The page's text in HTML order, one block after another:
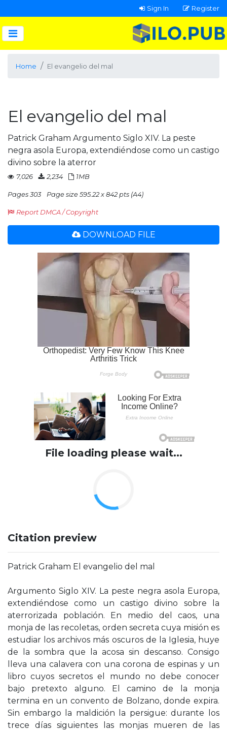
Sign In Register
Home El evangelio del mal
El evangelio del mal
Patrick Graham Argumento Siglo XIV. La peste
negra asola Europa, extendiéndose como un castigo
divino sobre la aterror
7,026 2,234 1MB
Pages 303 Page size 595.22 x 842 pts (A4)
Report DMCA / Copyright
DOWNLOAD FILE
File loading please wait...
Citation preview
Patrick Graham El evangelio del mal
Argumento Siglo XIV. La peste negra asola Europa,
extendiéndose como un castigo divino sobre la
aterrorizada población. En medio del caos, una
monja de las recoletas, orden secreta cuya misión es
estudiar los archivos más oscuros de la Iglesia, huye
de la sombra que la acosa sin descanso. Consigo
lleva una calavera con una corona de espinas y un
libro cuyos secretos el mundo no debe conocer
bajo pretexto alguno. El camino de la monja
termina en un convento de Bolzano, donde expira.
Sin embargo la maldición la persigue: durante los
trece días siguientes las monjas mueren de las